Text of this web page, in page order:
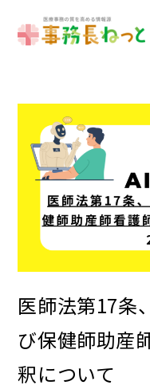
医師法第17条
び保健師助産
釈について